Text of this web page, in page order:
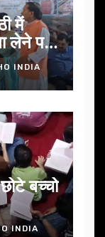
में
लेने पर
INDIA
बच्चो
INDIA